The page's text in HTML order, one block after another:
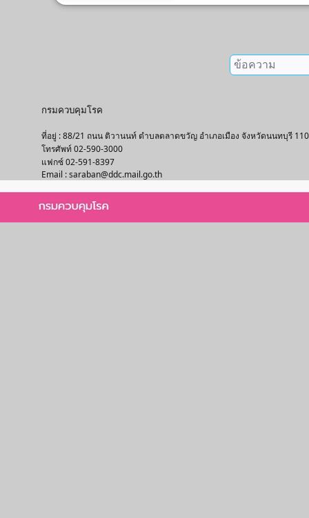
กรมควบคุมโรค
ที่อยู่ : 88/21 ถนน ติวานนท์ ตำบลตลาดขวัญ อำเภอเมือง จังหวัดนนทบุรี
โทรศัพท์ 02-590-3000
แฟกซ์ 02-591-8397
Email : saraban@ddc.mail.go.th